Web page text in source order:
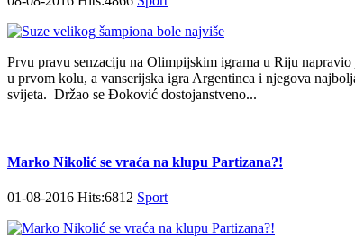
Prvu pravu senzaciju na Olimpijskim igrama u Riju
u prvom kolu, a vanserijska igra Argentinca i njegova
svijeta. Držao se Đoković dostojanstveno...
Marko Nikolić se vraća na klupu Partizana?!
01-08-2016 Hits:6812 Sport